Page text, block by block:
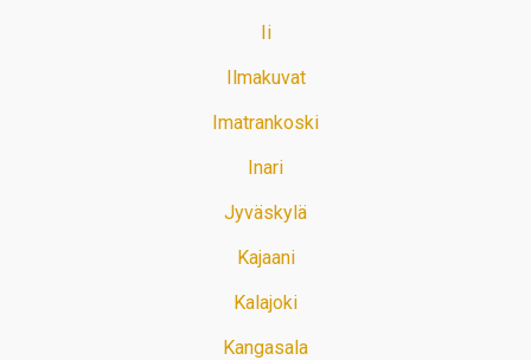
Ii
Ilmakuvat
Imatrankoski
Inari
Jyväskylä
Kajaani
Kalajoki
Kangasala